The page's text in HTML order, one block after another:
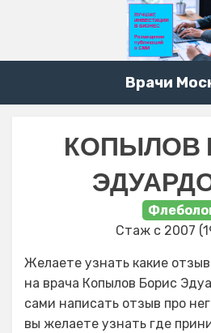
Врачи
КОПЫЛОВ
Стаж с 2007
Желаете узнать какие
на врача Копылов Борис
сами написать отзыв про
вы желаете узнать где